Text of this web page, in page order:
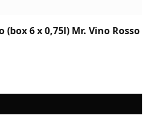
(box 6 x 0,75l) Mr. Vino Rosso